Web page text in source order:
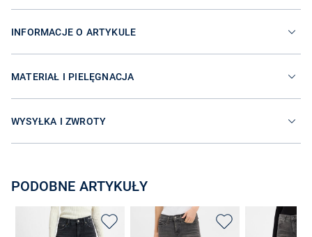
INFORMACJE O ARTYKULE
MATERIAŁ I PIELĘGNACJA
WYSYŁKA I ZWROTY
PODOBNE ARTYKUŁY